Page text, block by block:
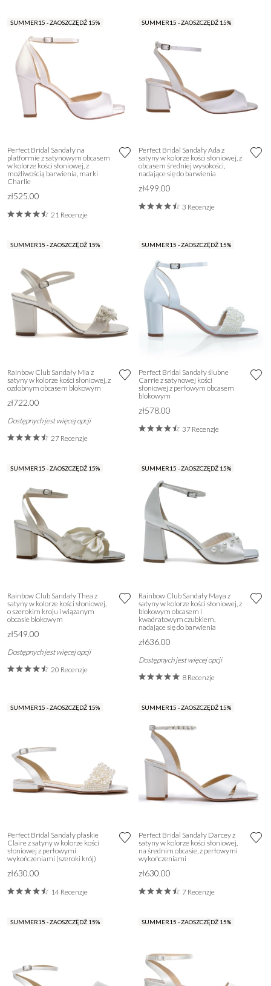
SUMMER15 - ZAOSZCZĘDŹ 15%
Perfect Bridal Sandały na
platformie z satynowym obcasem
w kolorze kości słoniowej, z
możliwością barwienia, marki
Charlie
zł525.00
21 Recenzje
SUMMER15 - ZAOSZCZĘDŹ 15%
Perfect Bridal Sandały Ada z
satyny w kolorze kości słoniowej, z
obcasem średniej wysokości,
nadające się do barwienia
zł499.00
3 Recenzje
SUMMER15 - ZAOSZCZĘDŹ 15%
Rainbow Club Sandały Mia z
satyny w kolorze kości słoniowej, z
ozdobnym obcasem blokowym
zł722.00
Dostępnych jest więcej opcji
27 Recenzje
SUMMER15 - ZAOSZCZĘDŹ 15%
Perfect Bridal Sandały ślubne
Carrie z satynowej kości
słoniowej z perłowym obcasem
blokowym
zł578.00
37 Recenzje
SUMMER15 - ZAOSZCZĘDŹ 15%
Rainbow Club Sandały Thea z
satyny w kolorze kości słoniowej,
o szerokim kroju i wiązanym
obcasie blokowym
zł549.00
Dostępnych jest więcej opcji
20 Recenzje
SUMMER15 - ZAOSZCZĘDŹ 15%
Rainbow Club Sandały Maya z
satyny w kolorze kości słoniowej, z
blokowym obcasem i
kwadratowym czubkiem,
nadające się do barwienia
zł636.00
Dostępnych jest więcej opcji
8 Recenzje
SUMMER15 - ZAOSZCZĘDŹ 15%
Perfect Bridal Sandały płaskie
Claire z satyny w kolorze kości
słoniowej z perłowymi
wykończeniami (szeroki krój)
zł630.00
14 Recenzje
SUMMER15 - ZAOSZCZĘDŹ 15%
Perfect Bridal Sandały Darcey z
satyny w kolorze kości słoniowej,
na średnim obcasie, z perłowymi
wykończeniami
zł630.00
7 Recenzje
SUMMER15 - ZAOSZCZĘDŹ 15% SUMMER15 - ZAOSZCZĘDŹ 15%